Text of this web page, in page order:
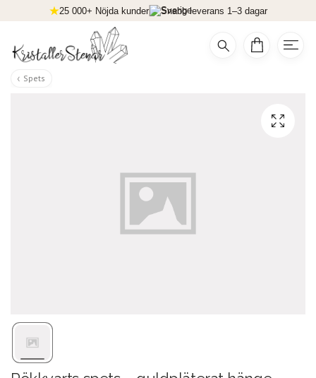
25 000+ Nöjda kunder Snabb leverans 1–3 dagar
Spets